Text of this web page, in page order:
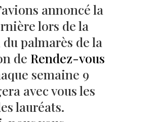
annoncé la
lors de la
palmarès de la
de Rendez-vous
semaine 9
avec vous les
lauréats.